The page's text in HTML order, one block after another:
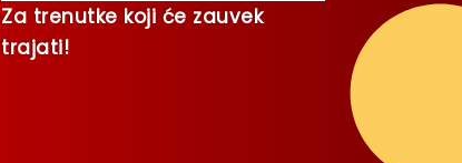
Za trenutke koji će zauvek
trajati!